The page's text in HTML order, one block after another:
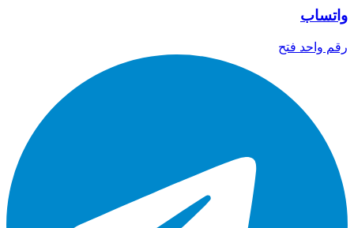
واتساب
رقم واحد فتح